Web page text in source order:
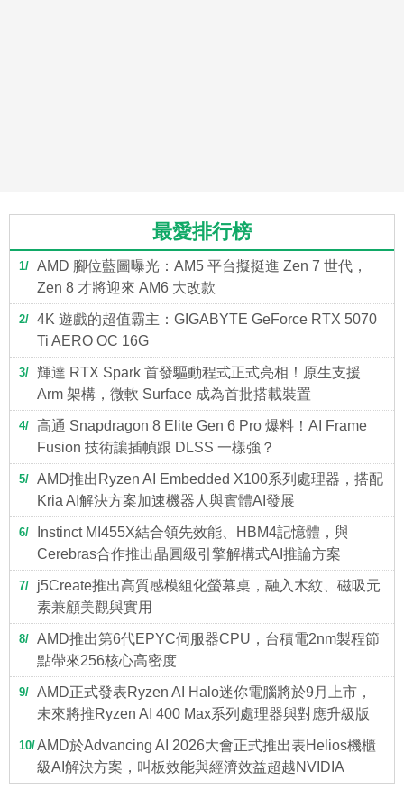
最愛排行榜
1
AMD 腳位藍圖曝光：AM5 平台擬挺進 Zen 7 世代，
Zen 8 才將迎來 AM6 大改款
2
4K 遊戲的超值霸主：GIGABYTE GeForce RTX 5070
Ti AERO OC 16G
3
輝達 RTX Spark 首發驅動程式正式亮相！原生支援
Arm 架構，微軟 Surface 成為首批搭載裝置
4
高通 Snapdragon 8 Elite Gen 6 Pro 爆料！AI Frame
Fusion 技術讓插幀跟 DLSS 一樣強？
5
AMD推出Ryzen AI Embedded X100系列處理器，搭配
Kria AI解決方案加速機器人與實體AI發展
6
Instinct MI455X結合領先效能、HBM4記憶體，與
Cerebras合作推出晶圓級引擎解構式AI推論方案
7
j5Create推出高質感模組化螢幕桌，融入木紋、磁吸元
素兼顧美觀與實用
8
AMD推出第6代EPYC伺服器CPU，台積電2nm製程節
點帶來256核心高密度
9
AMD正式發表Ryzen AI Halo迷你電腦將於9月上市，
未來將推Ryzen AI 400 Max系列處理器與對應升級版
10 AMD於Advancing AI 2026大會正式推出表Helios機櫃
級AI解決方案，叫板效能與經濟效益超越NVIDIA